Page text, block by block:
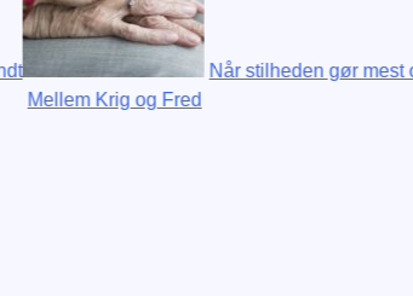
Når stilheden gør mest ondt
Mellem Krig og Fred